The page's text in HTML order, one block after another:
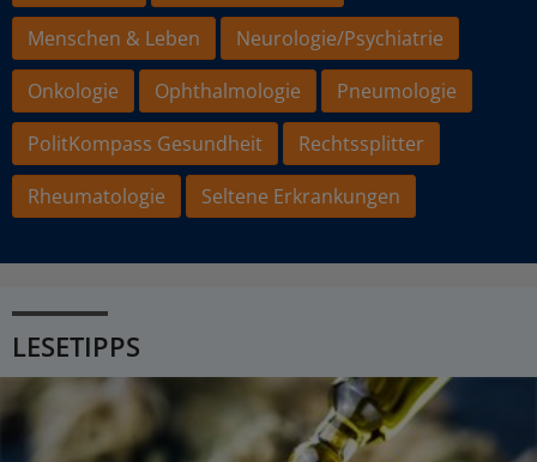
Menschen & Leben
Neurologie/Psychiatrie
Onkologie
Ophthalmologie
Pneumologie
PolitKompass Gesundheit
Rechtssplitter
Rheumatologie
Seltene Erkrankungen
LESETIPPS